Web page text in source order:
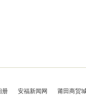
册 安福新闻网 莆田商贸